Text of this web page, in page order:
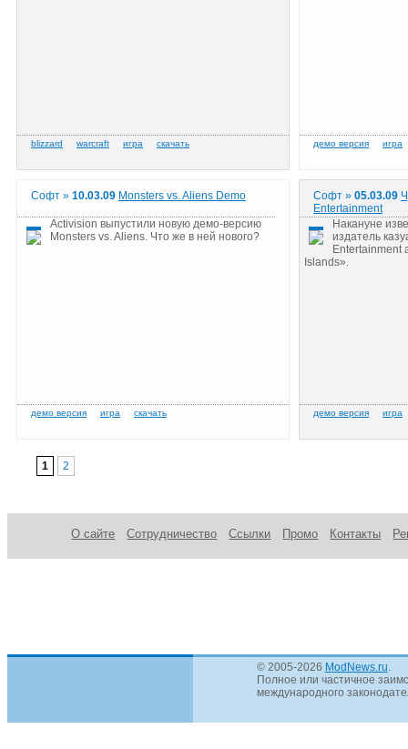
Софт » 10.03.09 Monsters vs. Aliens Demo
Activision выпустили новую демо-версию
Monsters vs. Aliens. Что же в ней нового?
Софт » 05.03.09
Entertainment
Накануне
издатель
Entertainment
Islands».
1 2
О сайте Сотрудничество Ссылки Промо Контакты
© 2005-2026 ModNews.ru
Полное или частичное
международного